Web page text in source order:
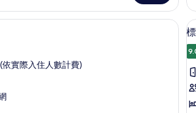
客
房,
2
單
床
的
情
客房內保險箱、書桌、筆電工作空間、
依實際入住人數計費)